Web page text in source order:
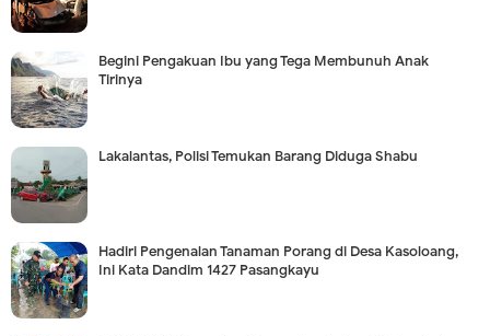
Begini Pengakuan Ibu yang Tega Membunuh Anak
Tirinya
Lakalantas, Polisi Temukan Barang Diduga Shabu
Hadiri Pengenalan Tanaman Porang di Desa Kasoloang,
Ini Kata Dandim 1427 Pasangkayu